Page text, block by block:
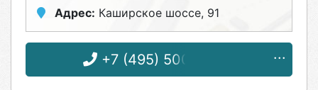
Адрес: Каширское шоссе, 91
+7 (495) 500-71-53